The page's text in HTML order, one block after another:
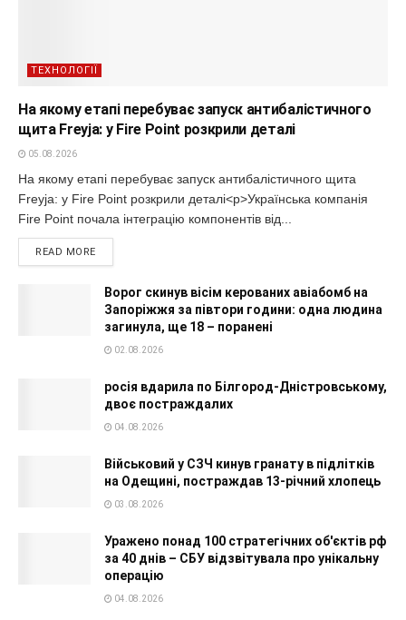
ТЕХНОЛОГІЇ
На якому етапі перебуває запуск антибалістичного
щита Freyja: у Fire Point розкрили деталі
05.08.2026
На якому етапі перебуває запуск антибалістичного щита
Freyja: у Fire Point розкрили деталі<p>Українська компанія
Fire Point почала інтеграцію компонентів від...
READ MORE
Ворог скинув вісім керованих авіабомб на
Запоріжжя за півтори години: одна людина
загинула, ще 18 – поранені
02.08.2026
росія вдарила по Білгород-Дністровському,
двоє постраждалих
04.08.2026
Військовий у СЗЧ кинув гранату в підлітків
на Одещині, постраждав 13-річний хлопець
03.08.2026
Уражено понад 100 стратегічних об'єктів рф
за 40 днів – СБУ відзвітувала про унікальну
операцію
04.08.2026